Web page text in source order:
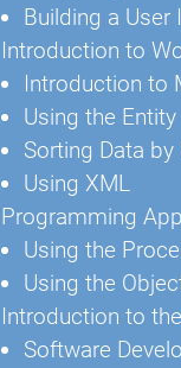
Building a User
Introduction to
Introduction to
Using the
Sorting Data by
Using XML
Programming
Using the
Using the
Introduction to
Software